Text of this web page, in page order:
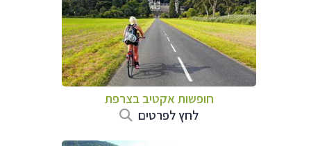
חופשות אקטיב בצרפת
לחץ לפרטים